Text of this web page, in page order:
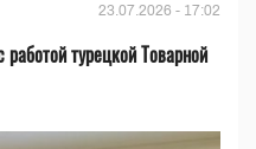
23.07.2026 - 17:02
турецкой Товарной